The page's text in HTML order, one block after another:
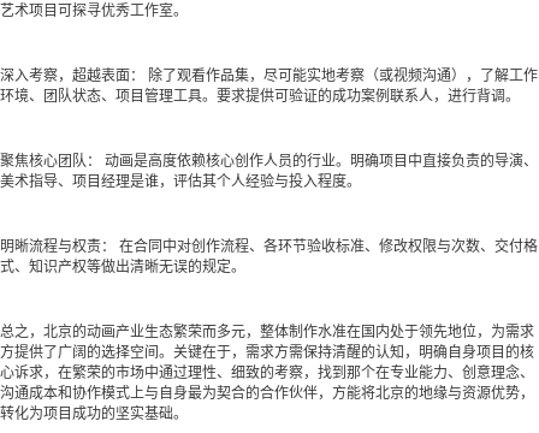
艺术项目可探寻优秀工作室。
深入考察，超越表面： 除了观看作品集，尽可能实地考察（或视频沟通），了解工作
环境、团队状态、项目管理工具。要求提供可验证的成功案例联系人，进行背调。
聚焦核心团队： 动画是高度依赖核心创作人员的行业。明确项目中直接负责的导演、
美术指导、项目经理是谁，评估其个人经验与投入程度。
明晰流程与权责： 在合同中对创作流程、各环节验收标准、修改权限与次数、交付格
式、知识产权等做出清晰无误的规定。
总之，北京的动画产业生态繁荣而多元，整体制作水准在国内处于领先地位，为需求
方提供了广阔的选择空间。关键在于，需求方需保持清醒的认知，明确自身项目的核
心诉求，在繁荣的市场中通过理性、细致的考察，找到那个在专业能力、创意理念、
沟通成本和协作模式上与自身最为契合的合作伙伴，方能将北京的地缘与资源优势，
转化为项目成功的坚实基础。